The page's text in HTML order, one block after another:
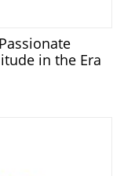
in the Era